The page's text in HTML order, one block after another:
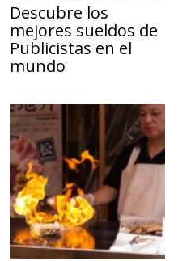
Descubre los
mejores sueldos de
Publicistas en el
mundo